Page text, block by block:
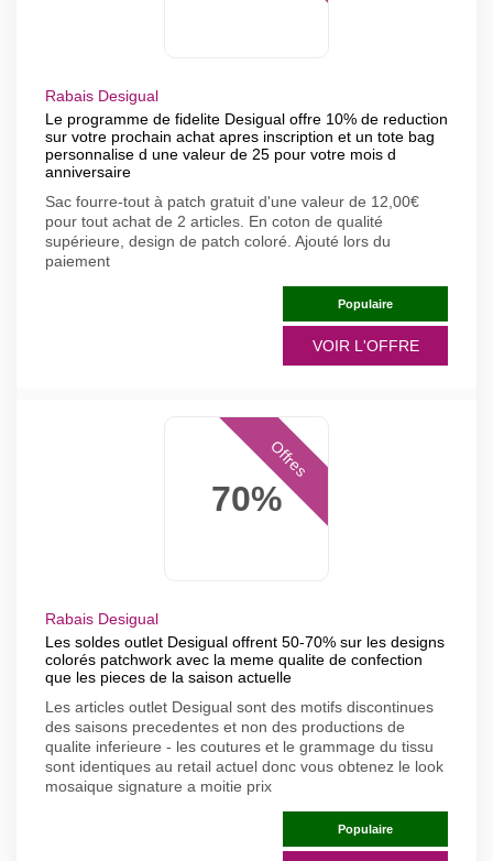
Rabais Desigual
Le programme de fidelite Desigual offre 10% de reduction
sur votre prochain achat apres inscription et un tote bag
personnalise d une valeur de 25 pour votre mois d
anniversaire
Sac fourre-tout à patch gratuit d'une valeur de 12,00€
pour tout achat de 2 articles. En coton de qualité
supérieure, design de patch coloré. Ajouté lors du
paiement
Populaire
VOIR L'OFFRE
70%
Offres
Rabais Desigual
Les soldes outlet Desigual offrent 50-70% sur les designs
colorés patchwork avec la meme qualite de confection
que les pieces de la saison actuelle
Les articles outlet Desigual sont des motifs discontinues
des saisons precedentes et non des productions de
qualite inferieure - les coutures et le grammage du tissu
sont identiques au retail actuel donc vous obtenez le look
mosaique signature a moitie prix
Populaire